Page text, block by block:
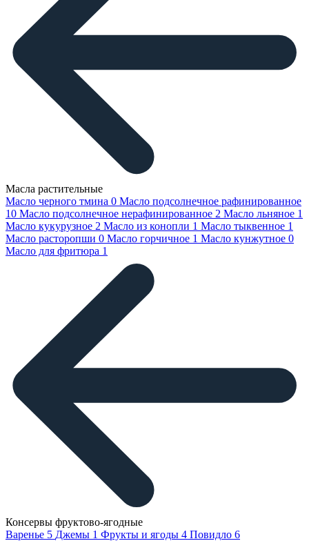
Масла растительные
Масло черного тмина 0 Масло подсолнечное рафинированное
10 Масло подсолнечное нерафинированное 2 Масло льняное 1
Масло кукурузное 2 Масло из конопли 1 Масло тыквенное 1
Масло расторопши 0 Масло горчичное 1 Масло кунжутное 0
Масло для фритюра 1
Консервы фруктово-ягодные
Варенье 5 Джемы 1 Фрукты и ягоды 4 Повидло 6